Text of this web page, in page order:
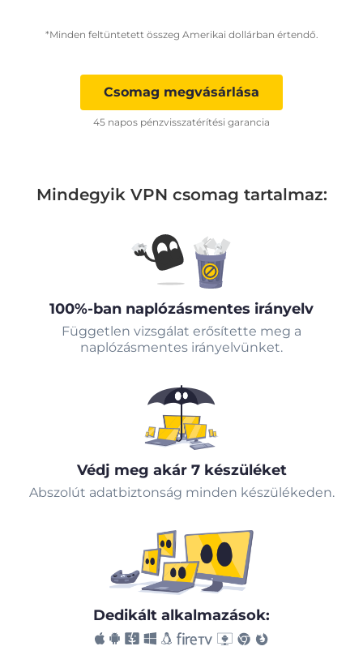
*Minden feltüntetett összeg Amerikai dollárban értendő.
Csomag megvásárlása
45 napos pénzvisszatérítési garancia
Mindegyik VPN csomag tartalmaz:
100%-ban naplózásmentes irányelv
Független vizsgálat erősítette meg a
naplózásmentes irányelvünket.
Védj meg akár 7 készüléket
Abszolút adatbiztonság minden készülékeden.
Dedikált alkalmazások: